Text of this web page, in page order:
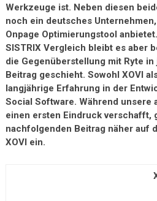
Werkzeuge ist. Neben diesen
noch ein deutsches
Onpage Optimierungstool
SISTRIX Vergleich bleibt es aber
die Gegenüberstellung mit Ryte
Beitrag geschieht. Sowohl XOVI
langjährige Erfahrung in der
Social Software. Während unsere
einen ersten Eindruck verschafft,
nachfolgenden Beitrag näher auf
XOVI ein.